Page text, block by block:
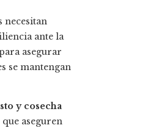
necesitan
ante la
asegurar
se mantengan
y cosecha
que aseguren